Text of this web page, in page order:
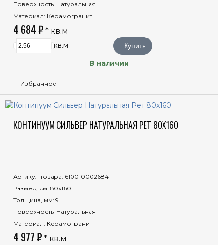
Поверхность: Натуральная
Материал: Керамогранит
4 684 ₽ * кв.м
кв.м Купить
В наличии
Избранное
КОНТИНУУМ СИЛЬВЕР НАТУРАЛЬНАЯ РЕТ 80X160
Артикул товара: 610010002684
Размер, см: 80x160
Толщина, мм: 9
Поверхность: Натуральная
Материал: Керамогранит
4 977 ₽ * кв.м